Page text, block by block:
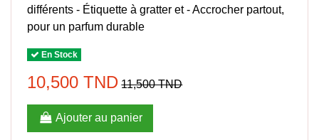
différents - Étiquette à gratter et - Accrocher partout,
pour un parfum durable
En Stock
10,500 TND 11,500 TND
Ajouter au panier